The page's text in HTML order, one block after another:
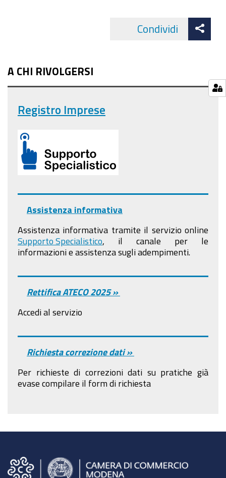
Condividi
A CHI RIVOLGERSI
Registro Imprese
Assistenza informativa
Assistenza informativa tramite il servizio online
Supporto Specialistico , il canale per le
informazioni e assistenza sugli adempimenti.
Rettifica ATECO 2025 »
Accedi al servizio
Richiesta correzione dati »
Per richieste di correzioni dati su pratiche già
evase compilare il form di richiesta